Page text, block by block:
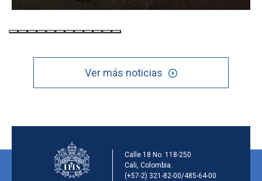
Ver más noticias
Información de la
Calle 18 No. 118-250
Cali, Colombia.
(+57-2) 321-82-00/485-64-00